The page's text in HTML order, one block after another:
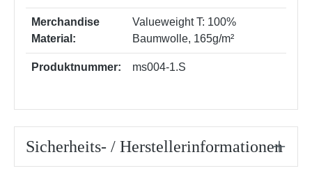
Merchandise
Material:
Valueweight T: 100%
Baumwolle, 165g/m²
Produktnummer: ms004-1.S
Sicherheits- / Herstellerinformationen